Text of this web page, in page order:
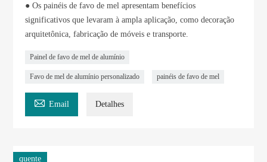
● Os painéis de favo de mel apresentam benefícios
significativos que levaram à ampla aplicação, como decoração
arquitetônica, fabricação de móveis e transporte.
Painel de favo de mel de alumínio
Favo de mel de alumínio personalizado painéis de favo de mel
 Email Detalhes
quente